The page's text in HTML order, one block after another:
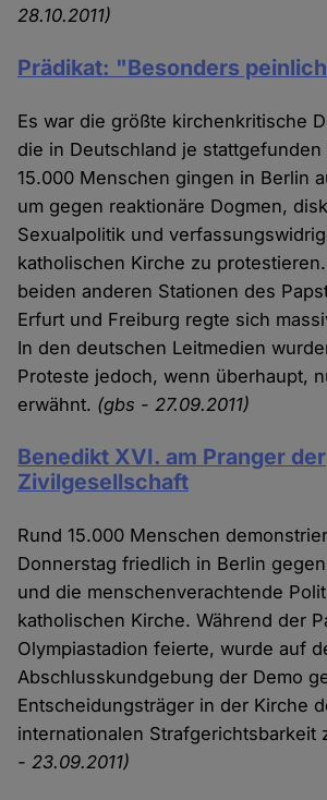
28.10.2011)
Prädikat: "Besonders
Es war die größte kirchenkritische
die in Deutschland je stattgefunden
15.000 Menschen gingen in Berlin
um gegen reaktionäre Dogmen,
Sexualpolitik und
katholischen Kirche zu
beiden anderen Stationen des
Erfurt und Freiburg regte sich
In den deutschen Leitmedien
Proteste jedoch, wenn überhaupt,
erwähnt. (gbs - 27.09.2011)
Benedikt XVI. am Pranger der
Zivilgesellschaft
Rund 15.000 Menschen
Donnerstag friedlich in Berlin
und die menschenverachtende
katholischen Kirche. Während der
Olympiastadion feierte, wurde auf
Abschlusskundgebung der Demo
Entscheidungsträger in der Kirche
internationalen Strafgerichtsbarkeit
- 23.09.2011)